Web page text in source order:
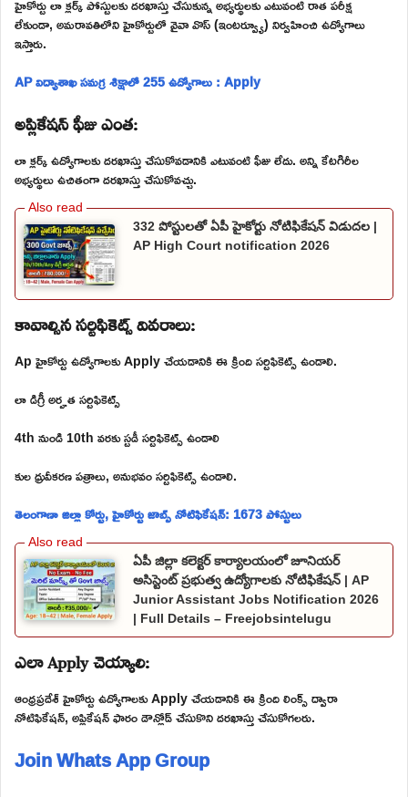
హైకోర్టు లా క్లర్క్ పోస్టులకు దరఖాస్తు చేసుకున్న అభ్యర్థులకు ఎటువంటి రాత పరీక్ష
లేకుండా, అమరావతిలోని హైకోర్టులో వైవా వొస్ (ఇంటర్వ్యూ) నిర్వహించి ఉద్యోగాలు
ఇస్తారు.
AP విద్యాశాఖ సమగ్ర శిక్షాలో 255 ఉద్యోగాలు : Apply
అప్లికేషన్ ఫీజు ఎంత:
లా క్లర్క్ ఉద్యోగాలకు దరఖాస్తు చేసుకోవడానికి ఎటువంటి ఫీజు లేదు. అన్ని కేటగిరీల
అభ్యర్థులు ఉచితంగా దరఖాస్తు చేసుకోవచ్చు.
332 పోస్టులతో ఏపీ హైకోర్టు నోటిఫికేషన్ విడుదల |
AP High Court notification 2026
కావాల్సిన సర్టిఫికెట్స్ వివరాలు:
Ap హైకోర్టు ఉద్యోగాలకు Apply చేయడానికి ఈ క్రింది సర్టిఫికెట్స్ ఉండాలి.
లా డిగ్రీ అర్హత సర్టిఫికెట్స్
4th నుండి 10th వరకు స్టడీ సర్టిఫికెట్స్ ఉండాలి
కుల ధ్రువీకరణ పత్రాలు, అనుభవం సర్టిఫికెట్స్ ఉండాలి.
తెలంగాణా జిల్లా కోర్టు, హైకోర్టు జాబ్స్ నోటిఫికేషన్: 1673 పోస్టులు
ఏపీ జిల్లా కలెక్టర్ కార్యాలయంలో జూనియర్
అసిస్టెంట్ ప్రభుత్వ ఉద్యోగాలకు నోటిఫికేషన్ | AP
Junior Assistant Jobs Notification 2026
| Full Details – Freejobsintelugu
ఎలా Apply చెయ్యాలి:
ఆంధ్రప్రదేశ్ హైకోర్టు ఉద్యోగాలకు Apply చేయడానికి ఈ క్రింది లింక్స్ ద్వారా
నోటిఫికేషన్, అప్లికేషన్ ఫారం డౌన్లోడ్ చేసుకొని దరఖాస్తు చేసుకోగలరు.
Join Whats App Group